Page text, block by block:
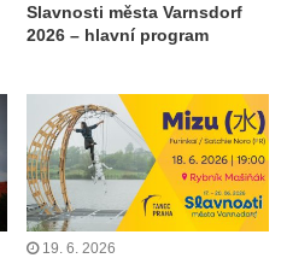
Slavnosti města Varnsdorf
2026 – hlavní program
19. 6. 2026